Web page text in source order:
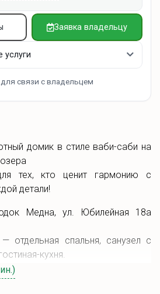
Заявка владельцу
услуги
связи с владельцем
домик в стиле ваби-саби на
тех, кто ценит гармонию с
детали!
Медна, ул. Юбилейная 18а
спальня, санузел с
кухня.
кровать в спальне +